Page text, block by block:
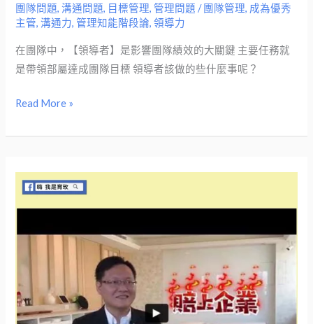
團隊問題,溝通問題, 目標管理,管理問題 / 團隊管理, 成為優秀
主管,溝通力,管理知能階段論,領導力
在團隊中，【領導者】是影響團隊績效的大關鍵​ 主要任務就
是帶領部屬達成團隊目標​ 領導者該做的些什麼事呢？​
帶
人
時
該
意
五
事，
團
的
取
決
Read More »